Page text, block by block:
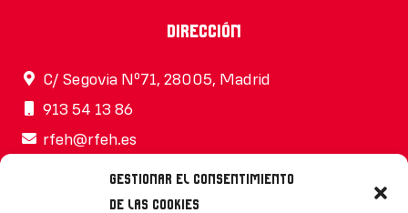
Gestionar el consentimiento
de las cookies
Dirección
C/ Segovia Nº71, 28005, Madrid
913 54 13 86
rfeh@rfeh.es